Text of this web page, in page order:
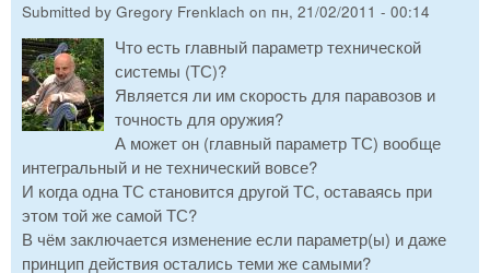
Submitted by Gregory Frenklach on пн, 21/02/2011 - 00:14
Что есть главный параметр технической
системы (ТС)?
Является ли им скорость для паравозов и
точность для оружия?
А может он (главный параметр ТС) вообще
интегральный и не технический вовсе?
И когда одна ТС становится другой ТС, оставаясь при
этом той же самой ТС?
В чём заключается изменение если параметр(ы) и даже
принцип действия остались теми же самыми?